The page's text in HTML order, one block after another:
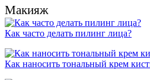
Макияж
Как часто делать пилинг лица?
Как наносить тональный крем